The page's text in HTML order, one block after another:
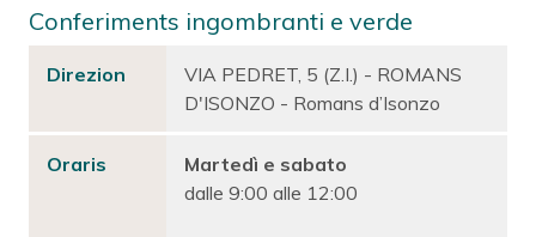
Conferiments ingombranti e verde
Direzion
VIA PEDRET, 5 (Z.I.) - ROMANS
D'ISONZO - Romans d’Isonzo
Oraris
Martedì e sabato
dalle 9:00 alle 12:00